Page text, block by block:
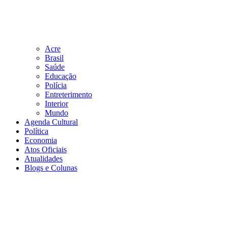
Acre
Brasil
Saúde
Educação
Polícia
Entreterimento
Interior
Mundo
Agenda Cultural
Política
Economia
Atos Oficiais
Atualidades
Blogs e Colunas